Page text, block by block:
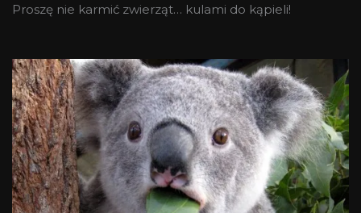
Proszę nie karmić zwierząt… kulami do kąpieli!